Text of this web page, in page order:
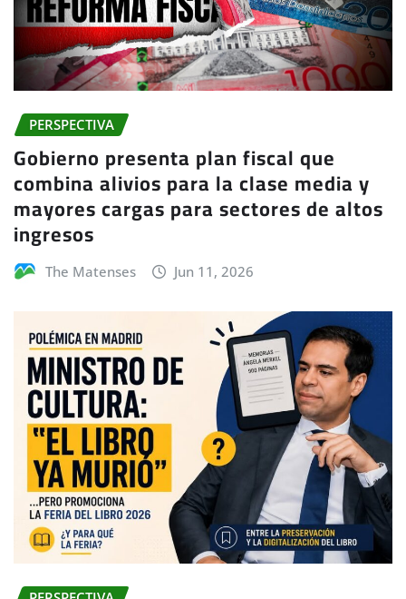
PERSPECTIVA
Gobierno presenta plan fiscal que
combina alivios para la clase media y
mayores cargas para sectores de altos
ingresos
The Matenses Jun 11, 2026